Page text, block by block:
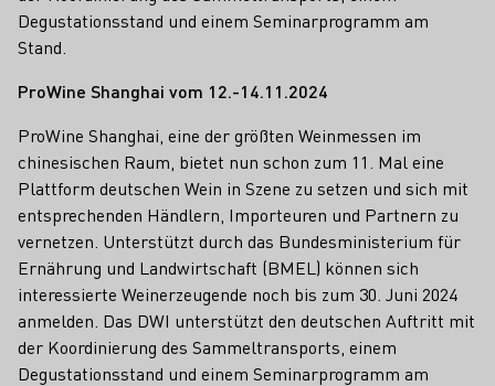
Degustationsstand und einem Seminarprogramm am
Stand.
ProWine Shanghai vom 12.-14.11.2024
ProWine Shanghai, eine der größten Weinmessen im
chinesischen Raum, bietet nun schon zum 11. Mal eine
Plattform deutschen Wein in Szene zu setzen und sich mit
entsprechenden Händlern, Importeuren und Partnern zu
vernetzen. Unterstützt durch das Bundesministerium für
Ernährung und Landwirtschaft (BMEL) können sich
interessierte Weinerzeugende noch bis zum 30. Juni 2024
anmelden. Das DWI unterstützt den deutschen Auftritt mit
der Koordinierung des Sammeltransports, einem
Degustationsstand und einem Seminarprogramm am